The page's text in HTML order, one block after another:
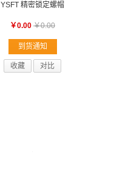
YSFT 精密锁定螺帽
￥0.00 ￥0.00
到货通知
收藏 对比